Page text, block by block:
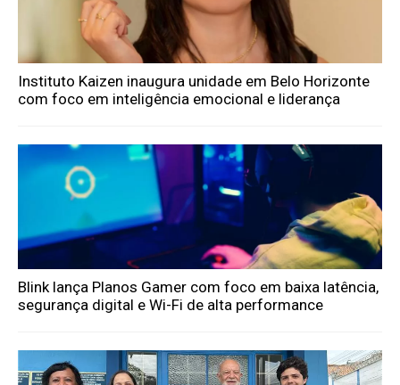
Instituto Kaizen inaugura unidade em Belo Horizonte
com foco em inteligência emocional e liderança
Blink lança Planos Gamer com foco em baixa latência,
segurança digital e Wi-Fi de alta performance